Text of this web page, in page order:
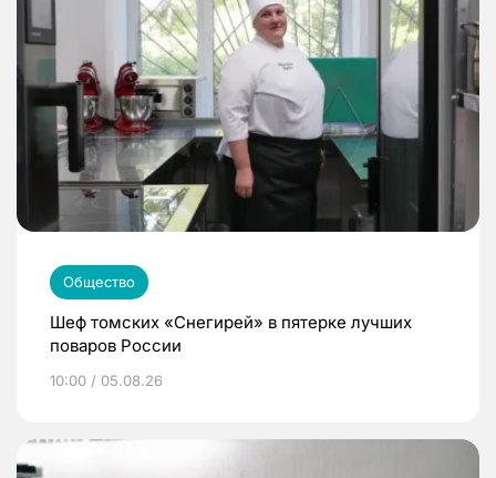
Общество
Шеф томских «Снегирей» в пятерке лучших
поваров России
10:00 / 05.08.26